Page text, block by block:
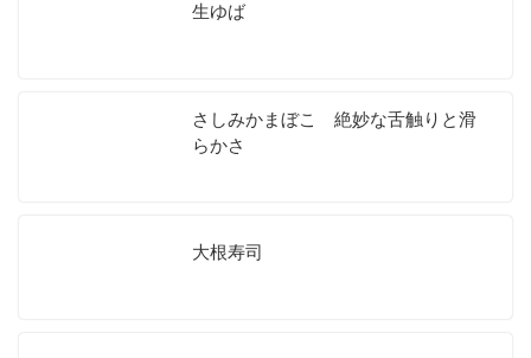
生ゆば
さしみかまぼこ 絶妙な舌触りと滑
らかさ
大根寿司